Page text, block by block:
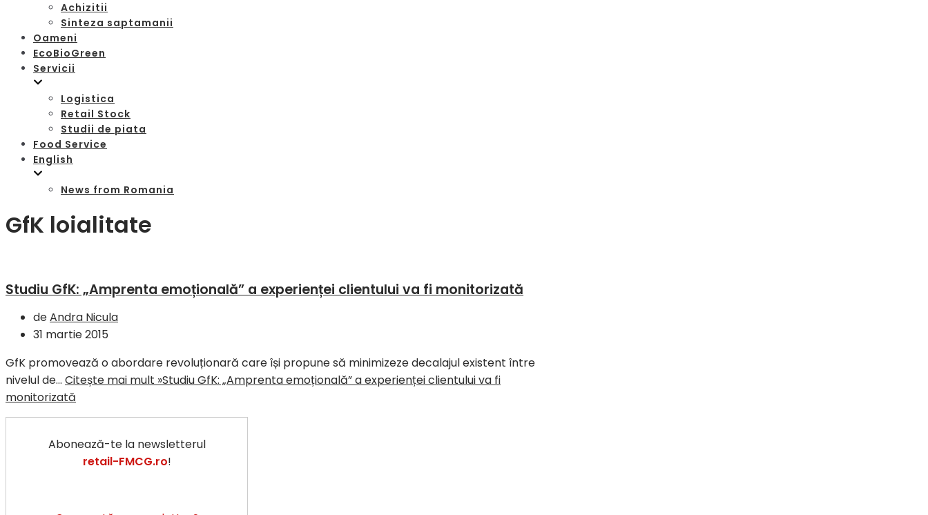
Achizitii
Sinteza saptamanii
Oameni
EcoBioGreen
Servicii
Logistica
Retail Stock
Studii de piata
Food Service
English
News from Romania
GfK loialitate
Studiu GfK: „Amprenta emoțională” a experienței clientului va fi monitorizată
deAndra Nicula
31 martie 2015
GfK promovează o abordare revoluționară care își propune să minimizeze decalajul existent între
nivelul de… Citește mai mult »Studiu GfK: „Amprenta emoțională” a experienței clientului va fi
monitorizată
Abonează-te la newsletterul
retail-FMCG.ro!